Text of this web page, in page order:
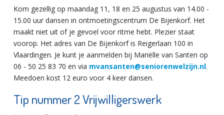
Kom gezellig op maandag 11, 18 en 25 augustus van 14.00 -
15.00 uur dansen in ontmoetingscentrum De Bijenkorf. Het
maakt niet uit of je gevoel voor ritme hebt. Plezier staat
voorop. Het adres van De Bijenkorf is Reigerlaan 100 in
Vlaardingen. Je kunt je aanmelden bij Mariëlle van Santen op
06 - 50 25 83 70 en via mvansanten@seniorenwelzijn.nl.
Meedoen kost 12 euro voor 4 keer dansen.
Tip nummer 2 Vrijwilligerswerk